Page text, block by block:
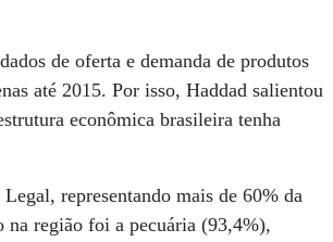
de oferta e demanda de produtos
até 2015. Por isso, Haddad salientou
econômica brasileira tenha
representando mais de 60% da
na região foi a pecuária (93,4%),